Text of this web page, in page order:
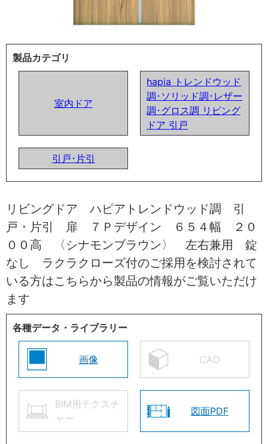
製品カテゴリ
室内ドア
hapia トレンドウッド
調･ソリッド調･レザー
調･グロス調 リビング
ドア 引戸
引戸･片引
リビングドア ハピアトレンドウッド調 引
戸・片引 扉 ７Ｐデザイン ６５４幅 ２０
００高 〈シナモンブラウン〉 左右兼用 錠
なし ラクラクローズ付のご採用を検討されて
いる方はこちらから製品の情報がご覧いただけ
ます
各種データ・ライブラリー
画像 CAD
BIM用テクスチ
ャー
図面PDF